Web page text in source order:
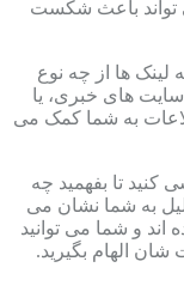
تواند باعث شکست
لینک ها از چه نوع
های خبری، یا
به شما کمک می
کنید تا بفهمید چه
به شما نشان می
اند و شما می توانید
شان الهام بگیرید.